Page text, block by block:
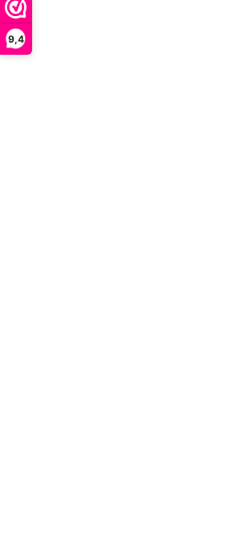
9,4